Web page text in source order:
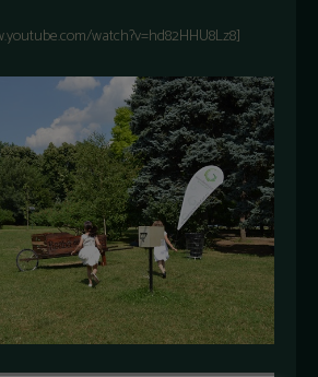
watch?v=hd82HHU8Lz8]